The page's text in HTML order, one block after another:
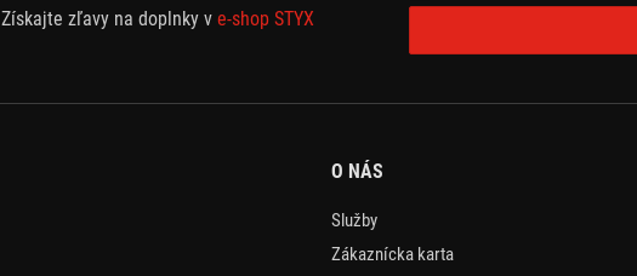
Získajte zľavy na doplnky v e-shop STYX
O NÁS
Služby
Zákaznícka karta